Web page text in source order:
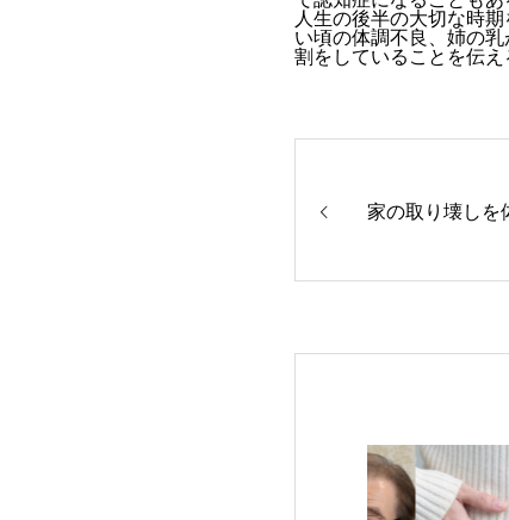
人生の後半の大切な時
い頃の体調不良、姉の
割をしていることを伝え
家の取り壊しを